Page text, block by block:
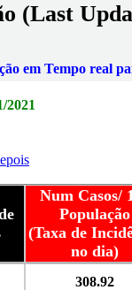
(Last
em Tempo real
2021
Num Casos/
População
(Taxa de
no dia)
308.92